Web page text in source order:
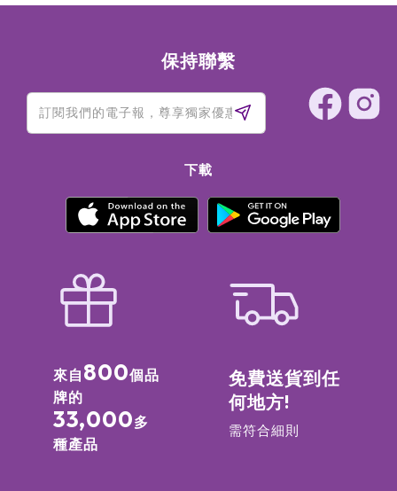
保持聯繫
下載
來自 800個品
牌的
33,000多
種產品
免費送貨到任
何地方!
需符合細則